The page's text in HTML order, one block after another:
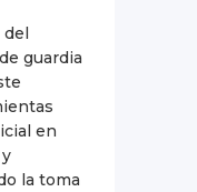
guardia
en
la toma